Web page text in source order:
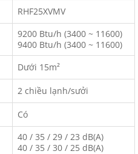
RHF25XVMV
9200 Btu/h (3400 ~ 11600)
9400 Btu/h (3400 ~ 11600)
Dưới 15m²
2 chiều lạnh/sưởi
Có
40 / 35 / 29 / 23 dB(A)
40 / 35 / 30 / 25 dB(A)